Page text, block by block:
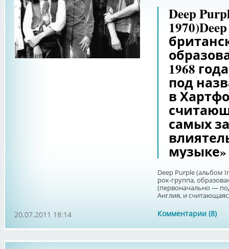
Deep
1968
под
в
самых
музыке»
Deep Purple (альбом
рок-группа,
(первоначально —
Англия, и
Комментарии (8)
20.07.2011 18:14